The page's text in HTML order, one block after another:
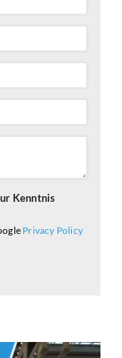
Kenntnis
Privacy Policy